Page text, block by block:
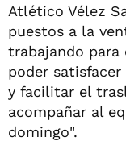
Atlético Vélez
puestos a la
trabajando para
poder
y facilitar el
acompañar al
domingo".